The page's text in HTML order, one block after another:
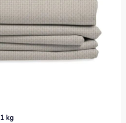
1 kg